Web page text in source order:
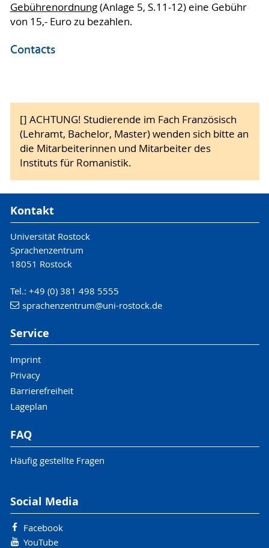
Gebührenordnung(Anlage 5, S.11-12) eine Gebühr
von 15,- Euro zu bezahlen.
Contacts
[] ACHTUNG! Studierende im Fach Französisch
(Lehramt, Bachelor, Master) wenden sich bitte an
die Mitarbeiterinnen und Mitarbeiter des
Instituts für Romanistik.
Kontakt
Universität Rostock
Sprachenzentrum
18051 Rostock
Tel.: +49 (0) 381 498 5555
sprachenzentrum@uni-rostock.de
Service
Imprint
Privacy
Barrierefreiheit
Lageplan
FAQ
Häufig gestellte Fragen
Social Media
Facebook
YouTube